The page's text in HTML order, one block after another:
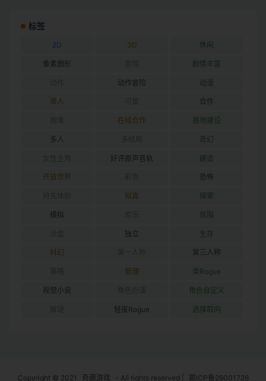
标签
2D 3D 休闲
像素图形 剧情丰富
动作冒险 动漫
单人 合作
在线合作 基地建设
多人 奇幻
好评原声音轨 建造
开放世界 恐怖
拟真 探索
模拟 氛围
独立 生存
科幻 第三人称
管理 类Rogue
视觉小说 角色自定义
轻度Rogue 选择取向
Copyright © 2021 奇趣游戏 - All rights reserved 赣ICP备26001726